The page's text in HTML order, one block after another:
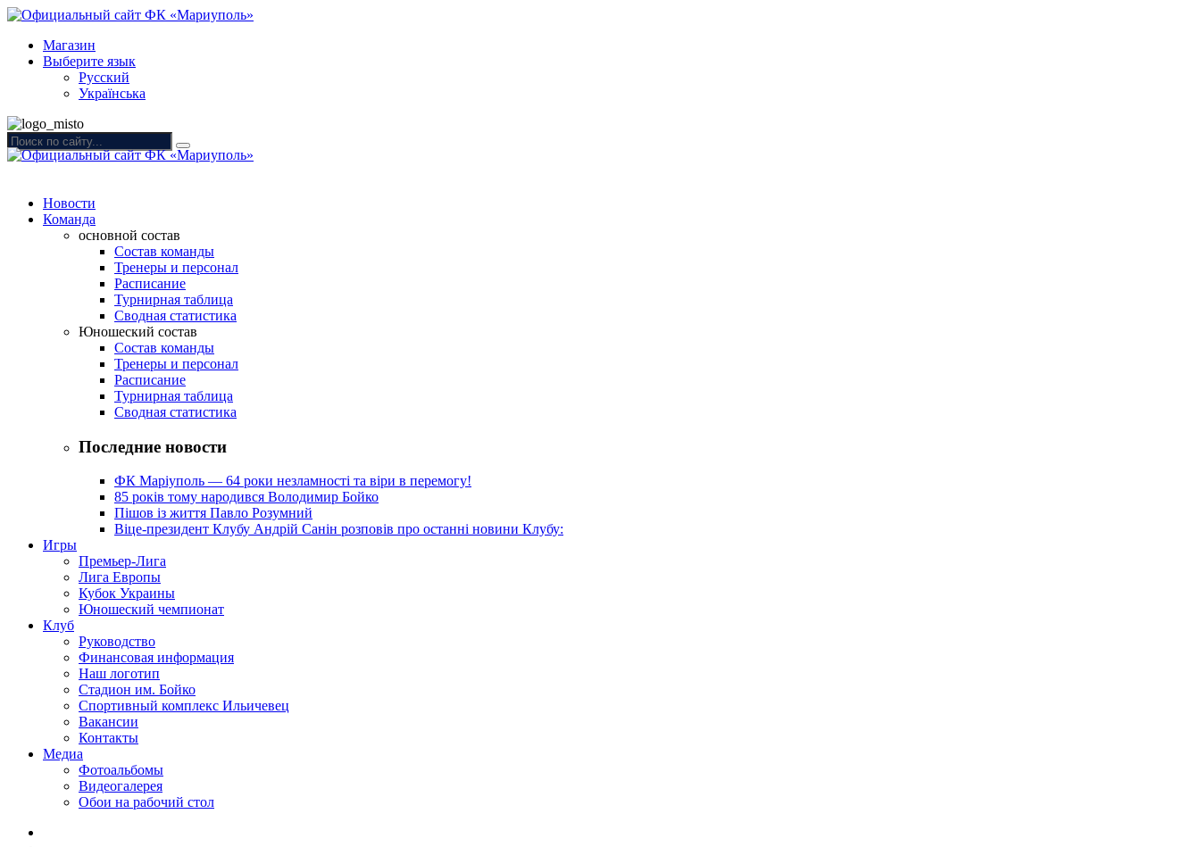
Магазин
Выберите язык
Русский
Українська
Новости
Команда
основной состав
Состав команды
Тренеры и персонал
Расписание
Турнирная таблица
Сводная статистика
Юношеский состав
Состав команды
Тренеры и персонал
Расписание
Турнирная таблица
Сводная статистика
Последние новости
ФК Маріуполь — 64 роки незламності та віри в перемогу!
85 років тому народився Володимир Бойко
Пішов із життя Павло Розумний
Віце-президент Клубу Андрій Санін розповів про останні новини Клубу:
Игры
Премьер-Лига
Лига Европы
Кубок Украины
Юношеский чемпионат
Клуб
Руководство
Финансовая информация
Наш логотип
Стадион им. Бойко
Спортивный комплекс Ильичевец
Вакансии
Контакты
Медиа
Фотоальбомы
Видеогалерея
Обои на рабочий стол